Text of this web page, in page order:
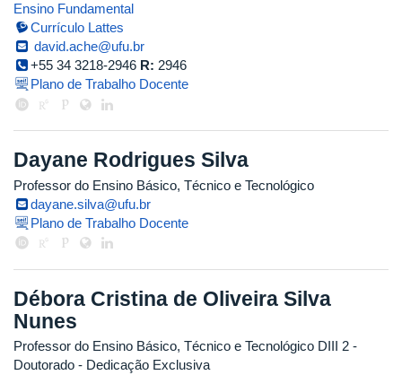
Ensino Fundamental
Currículo Lattes
david.ache@ufu.br
+55 34 3218-2946 R: 2946
Plano de Trabalho Docente
Dayane Rodrigues Silva
Professor do Ensino Básico, Técnico e Tecnológico
dayane.silva@ufu.br
Plano de Trabalho Docente
Débora Cristina de Oliveira Silva
Nunes
Professor do Ensino Básico, Técnico e Tecnológico DIII 2 -
Doutorado - Dedicação Exclusiva